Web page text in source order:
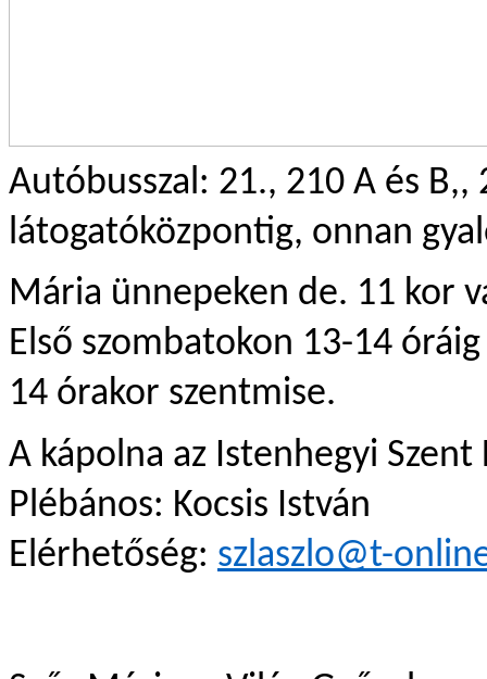
Autóbusszal: 21., 210 A és
látogatóközpontig, onnan
Mária ünnepeken de. 11 kor
Első szombatokon 13-14
14 órakor szentmise.
A kápolna az Istenhegyi
Plébános: Kocsis István
Elérhetőség: szlaszlo@t-